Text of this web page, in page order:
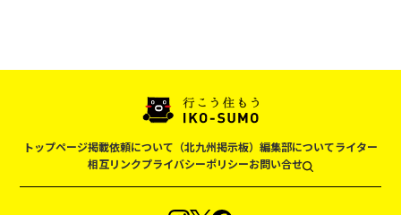
トップページ掲載依頼について（北九州掲示板） 編集部についてライター
相互リンクプライバシーポリシーお問い合せ